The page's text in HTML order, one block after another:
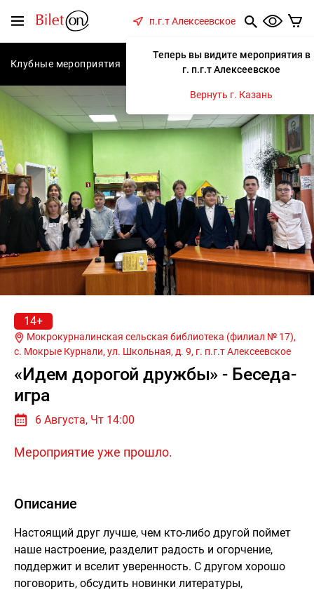
Меню
п.г.т Алексеевское
Теперь вы видите мероприятия в
г. п.г.т Алексеевское
Вернуть г. Казань
Клубные мероприятия Концерты Спектакли
14+
с. Мокрые Курнали, ул. Школьная, д. 9, г. п.г.т Алексеевское
«Идем дорогой дружбы» - Беседа-
игра
6 Августа, Чт 14:00
Мероприятие уже прошло.
Описание
Настоящий друг лучше, чем кто-либо другой поймет
наше настроение, разделит радость и огорчение,
поддержит и вселит уверенность. С другом хорошо
поговорить, обсудить новинки литературы,